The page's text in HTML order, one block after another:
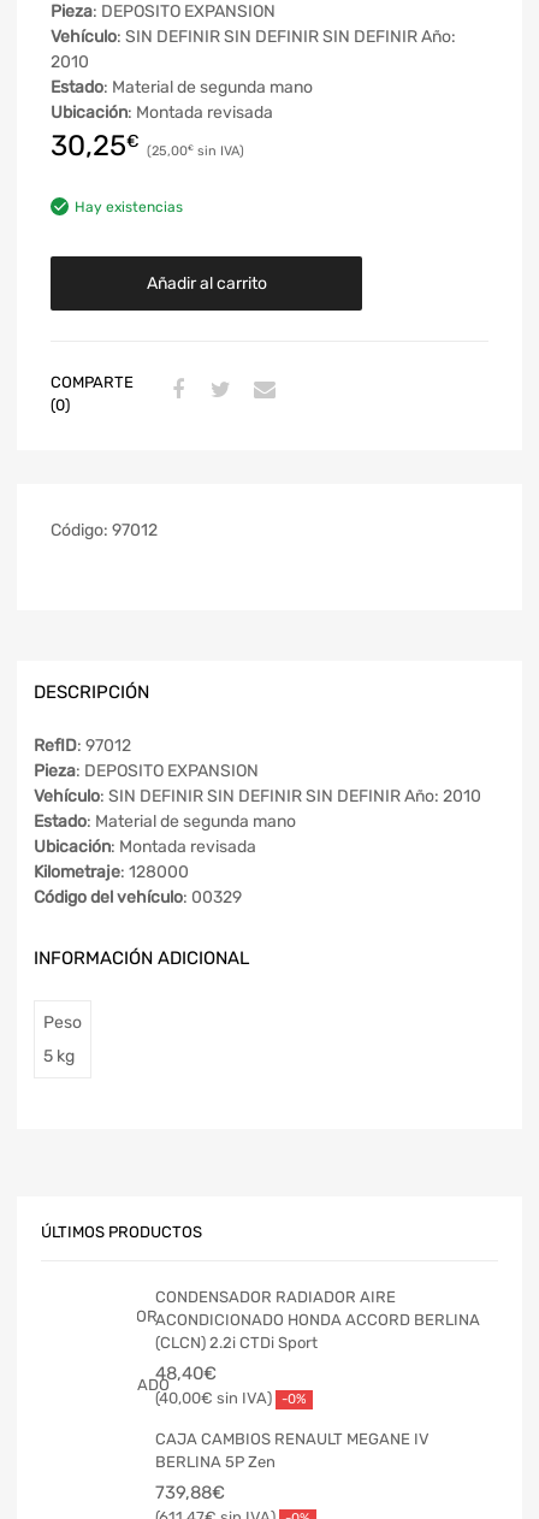
Pieza: DEPOSITO EXPANSION
Vehículo: SIN DEFINIR SIN DEFINIR SIN DEFINIR Año:
2010
Estado: Material de segunda mano
Ubicación: Montada revisada
30,25€ 25,00€
Hay existencias
Añadir al carrito
COMPARTE
(0)
Código: 97012
DESCRIPCIÓN
RefID: 97012
Pieza: DEPOSITO EXPANSION
Vehículo: SIN DEFINIR SIN DEFINIR SIN DEFINIR Año: 2010
Estado: Material de segunda mano
Ubicación: Montada revisada
Kilometraje: 128000
Código del vehículo: 00329
INFORMACIÓN ADICIONAL
Peso
5 kg
ÚLTIMOS PRODUCTOS
CONDENSADOR RADIADOR AIRE
ACONDICIONADO HONDA ACCORD BERLINA
(CLCN) 2.2i CTDi Sport
48,40€
40,00€ -0%
CAJA CAMBIOS RENAULT MEGANE IV
BERLINA 5P Zen
739,88€